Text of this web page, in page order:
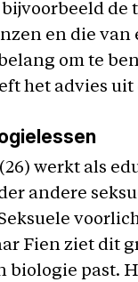
de
en die van
om te
het advies
werkt als
andere
Seksuele
Fien ziet dit
biologie past.